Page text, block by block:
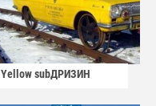
Yellow subДРИЗИН